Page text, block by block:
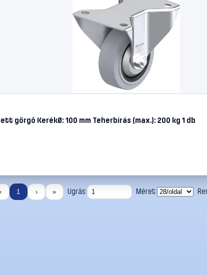
görgő KerékØ: 100 mm Teherbírás (max.): 200 kg 1 db
‹ 1 › » Ugrás: Méret: